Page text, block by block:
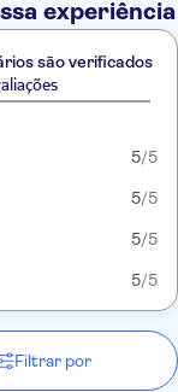
experiência
são verificados
5/5
5/5
5/5
5/5
Filtrar por